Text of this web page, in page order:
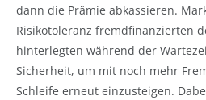
dann die Prämie abkassieren.
Risikotoleranz fremdfinanzierten
hinterlegten während der
Sicherheit, um mit noch mehr
Schleife erneut einzusteigen.